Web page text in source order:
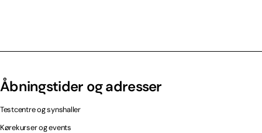
Åbningstider og adresser
Testcentre og synshaller
Kørekurser og events